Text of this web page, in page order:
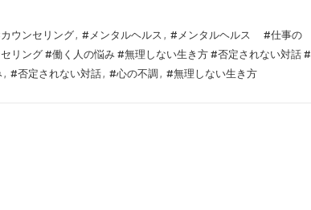
ウンセリング, #メンタルヘルス , #メンタルヘルス #仕事の
リング #働く人の悩み #無理しない生き方 #否定されない対話 #
, #否定されない対話, #心の不調 , #無理しない生き方